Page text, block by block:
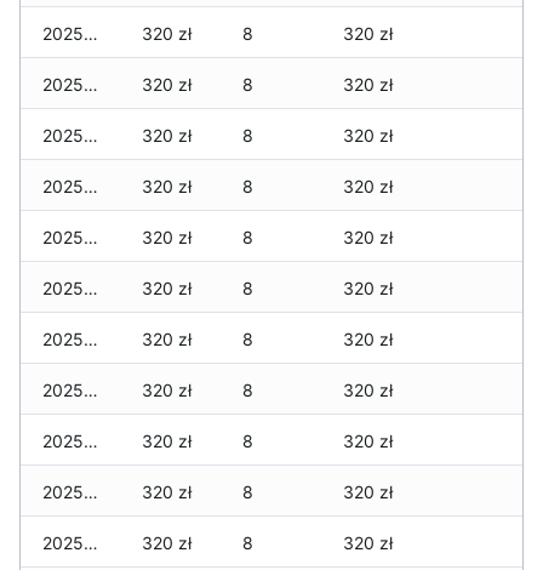
2025-12-01 320 zł 8 320 zł
2025-11-30 320 zł 8 320 zł
2025-11-29 320 zł 8 320 zł
2025-11-28 320 zł 8 320 zł
2025-11-27 320 zł 8 320 zł
2025-11-26 320 zł 8 320 zł
2025-11-25 320 zł 8 320 zł
2025-11-24 320 zł 8 320 zł
2025-11-23 320 zł 8 320 zł
2025-11-22 320 zł 8 320 zł
2025-11-21 320 zł 8 320 zł